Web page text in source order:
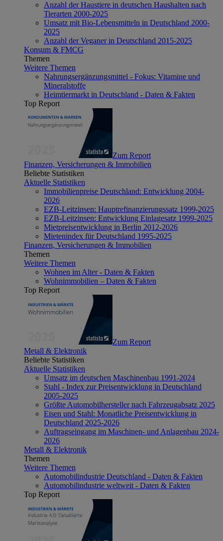
Anzahl der Haustiere in deutschen Haushalten nach
Tierarten 2000-2025
Umsatz mit Bio-Lebensmitteln in Deutschland 2000-
2025
Anzahl der Veganer in Deutschland 2015-2025
Konsum & FMCG
Themen
Weitere Themen
Nahrungsergänzungsmittel - Fokus: Vitamine und
Mineralstoffe
Heimtiermarkt in Deutschland - Daten & Fakten
Top Report
Zum Report
Finanzen, Versicherungen & Immobilien
Beliebte Statistiken
Aktuelle Statistiken
Immobilienpreise Deutschland: Entwicklung 2004-
2026
EZB-Leitzinsen: Hauptrefinanzierungssatz 1999-2025
EZB-Leitzinsen: Entwicklung Einlagesatz 1999-2025
Mietpreisentwicklung in Berlin 2012-2026
Mietenindex für Deutschland 1995-2025
Finanzen, Versicherungen & Immobilien
Themen
Weitere Themen
Wohnen im Alter - Daten & Fakten
Wohnimmobilien – Daten & Fakten
Top Report
Zum Report
Metall & Elektronik
Beliebte Statistiken
Aktuelle Statistiken
Umsatz im deutschen Maschinenbau 1991-2024
Stahl - Index zur Preisentwicklung in Deutschland
2005-2025
Größte Automobilhersteller nach Fahrzeugabsatz 2025
Eisen und Stahl: Monatliche Preisentwicklung in
Deutschland 2025-2026
Auftragseingang im Maschinen- und Anlagenbau 2024-
2026
Metall & Elektronik
Themen
Weitere Themen
Automobilindustrie Deutschland - Daten & Fakten
Automobilindustrie weltweit - Daten & Fakten
Top Report